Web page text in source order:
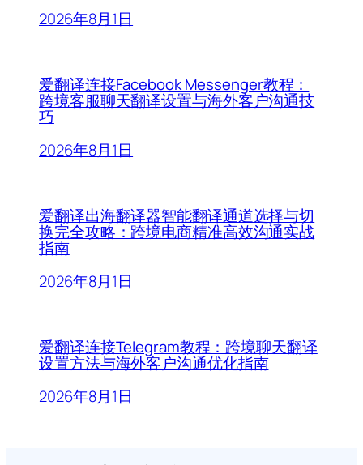
2026年8月1日
爱翻译连接Facebook Messenger教程：
跨境客服聊天翻译设置与海外客户沟通技
巧
2026年8月1日
爱翻译出海翻译器智能翻译通道选择与切
换完全攻略：跨境电商精准高效沟通实战
指南
2026年8月1日
爱翻译连接Telegram教程：跨境聊天翻译
设置方法与海外客户沟通优化指南
2026年8月1日